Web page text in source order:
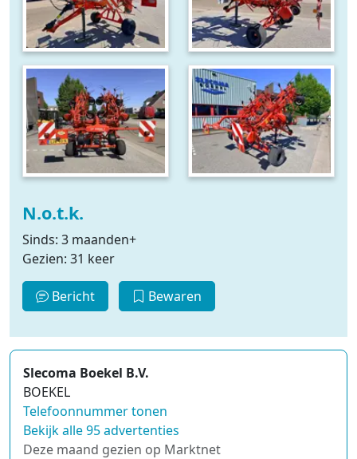
N.o.t.k.
Sinds: 3 maanden+
Gezien: 31 keer
Bericht Bewaren
Slecoma Boekel B.V.
BOEKEL
Telefoonnummer tonen
Bekijk alle 95 advertenties
Deze maand gezien op Marktnet